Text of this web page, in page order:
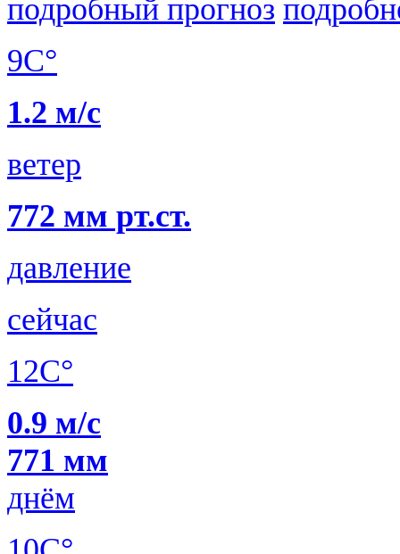
подробный прогноз
9C°
1.2 м/с
ветер
772 мм рт.ст.
давление
сейчас
12C°
0.9 м/с
771 мм
днём